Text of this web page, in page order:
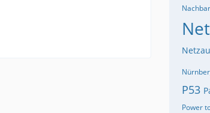
P53
Power